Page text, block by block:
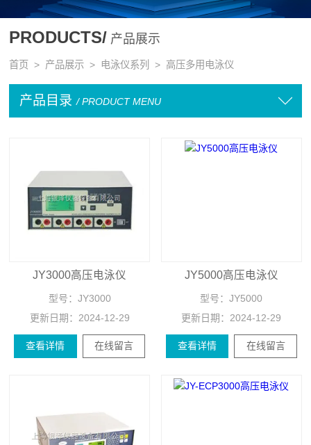
PRODUCTS/ 产品展示
首页 > 产品展示 > 电泳仪系列 > 高压多用电泳仪
产品目录 / PRODUCT MENU
JY3000高压电泳仪
型号： JY3000
更新日期： 2024-12-29
查看详情 在线留言
JY5000高压电泳仪
型号：JY5000
更新日期： 2024-12-29
查看详情 在线留言